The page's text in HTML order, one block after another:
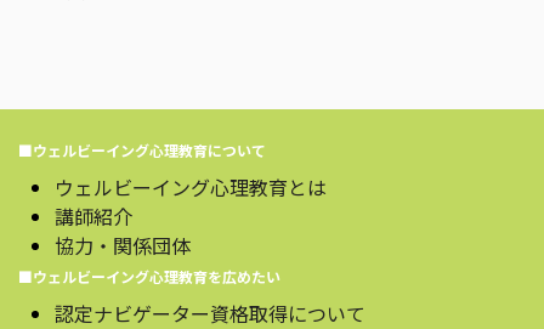
■ウェルビーイング心理教育について
ウェルビーイング心理教育とは
講師紹介
協力・関係団体
■ウェルビーイング心理教育を広めたい
認定ナビゲーター資格取得について